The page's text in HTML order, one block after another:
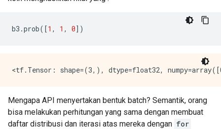
b3 .prob([1 , 1 , 0])
Mengapa API menyertakan bentuk batch? Semantik, orang
bisa melakukan perhitungan yang sama dengan membuat
daftar distribusi dan iterasi atas mereka dengan for